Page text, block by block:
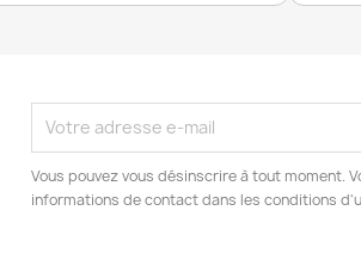
Vous pouvez vous désinscrire à tout moment.
informations de contact dans les conditions